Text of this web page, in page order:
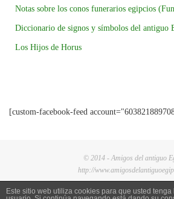
Notas sobre los conos funerarios egipcios
Diccionario de signos y símbolos del antiguo
Los Hijos de Horus
[custom-facebook-feed
© 2014 - Amigos del antiguo
http://
Este sitio web utiliza cookies para que usted